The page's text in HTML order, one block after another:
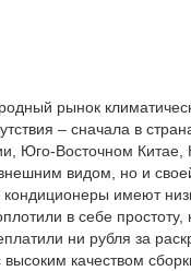
рынок
– сначала в
Юго-Восточном Китае,
видом, но и
имеют
в себе
ни рубля за
высоким качеством